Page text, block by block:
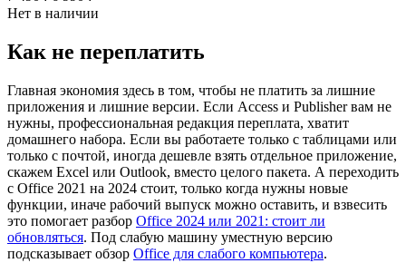
Нет в наличии
Как не переплатить
Главная экономия здесь в том, чтобы не платить за лишние
приложения и лишние версии. Если Access и Publisher вам не
нужны, профессиональная редакция переплата, хватит
домашнего набора. Если вы работаете только с таблицами или
только с почтой, иногда дешевле взять отдельное приложение,
скажем Excel или Outlook, вместо целого пакета. А переходить
с Office 2021 на 2024 стоит, только когда нужны новые
функции, иначе рабочий выпуск можно оставить, и взвесить
это помогает разбор Office 2024 или 2021: стоит ли
обновляться. Под слабую машину уместную версию
подсказывает обзор Office для слабого компьютера.